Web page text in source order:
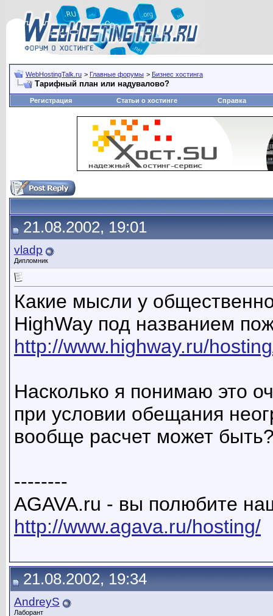
WebHostingTalk.ru > Главные форумы > Бизнес хостинга
Тарифный план или надувалово?
Регистрация Статьи о хостинге Справка
21.08.2002, 19:01
vladp
Дипломник
Какие мысли у
HighWay под названием
http://www.highway.ru/
Насколько я понимаю это
при условии обещания
вообще расчет может
--------
AGAVA.ru - вы полюбите
http://www.agava.ru/hosting/
21.08.2002, 19:34
AndreyS
Лаборант